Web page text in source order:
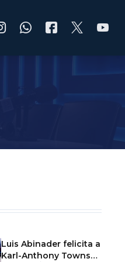
Luis Abinader felicita a
Karl-Anthony Towns